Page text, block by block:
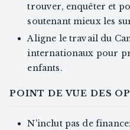
trouver, enquêter et
soutenant mieux les
Aligne le travail du
internationaux pour
enfants.
POINT DE VUE DES
N'inclut pas de